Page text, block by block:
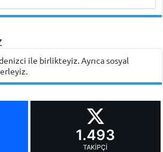
ile birlikteyiz. Ayrıca sosyal
1.493
TAKIPÇI